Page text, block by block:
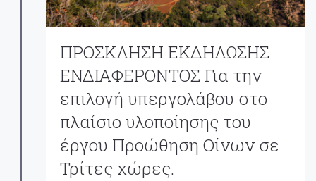
ΠΡΟΣΚΛΗΣΗ ΕΚΔΗΛΩΣΗΣ
ΕΝΔΙΑΦΕΡΟΝΤΟΣ Για την
επιλογή υπεργολάβου στο
πλαίσιο υλοποίησης του
έργου Προώθηση Οίνων σε
Τρίτες χώρες.